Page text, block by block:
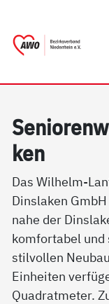
ken
Das Wilhelm-
Dinslaken
nahe der
komfortabel
stilvollen
Einheiten
Quadratmeter.